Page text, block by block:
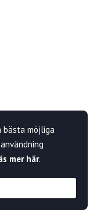
bästa möjliga
mer här.